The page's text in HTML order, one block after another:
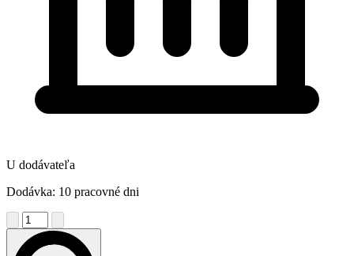
U dodávateľa
Dodávka: 10 pracovné dni